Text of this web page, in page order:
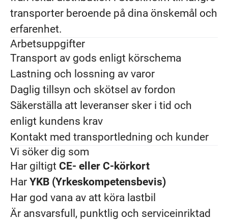
transporter beroende på dina önskemål och
erfarenhet.
Arbetsuppgifter
Transport av gods enligt körschema
Lastning och lossning av varor
Daglig tillsyn och skötsel av fordon
Säkerställa att leveranser sker i tid och
enligt kundens krav
Kontakt med transportledning och kunder
Vi söker dig som
Har giltigt CE- eller C-körkort
Har YKB (Yrkeskompetensbevis)
Har god vana av att köra lastbil
Är ansvarsfull, punktlig och serviceinriktad